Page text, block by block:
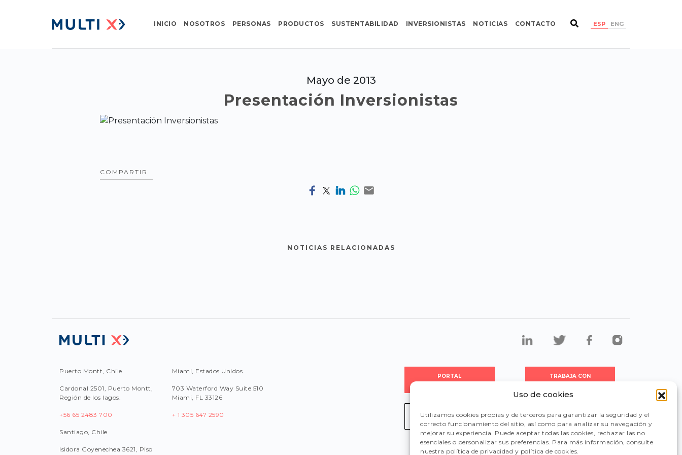
Uso de cookies
Utilizamos cookies propias y de terceros para garantizar la seguridad y el
correcto funcionamiento del sitio, así como para analizar su navegación y
mejorar su experiencia. Puede aceptar todas las cookies, rechazar las no
esenciales o personalizar sus preferencias. Para más información, consulte
nuestra política de privacidad y política de cookies.
INICIO NOSOTROS PERSONAS PRODUCTOS SUSTENTABILIDAD INVERSIONISTAS NOTICIAS CONTACTO ESP ENG
Mayo de 2013
Presentación Inversionistas
COMPARTIR
NOTICIAS RELACIONADAS
Puerto Montt, Chile
Cardonal 2501, Puerto Montt,
Región de los lagos.
+56 65 2483 700
Santiago, Chile
Isidora Goyenechea 3621, Piso
Miami, Estados Unidos
703 Waterford Way Suite 510
Miami, FL 33126
+ 1 305 647 2590
PORTAL
PROVEEDORES
LEGISLACIÓN
TRABAJA CON
NOSOTROS
FAQ
CANAL DE DENUNCIAS